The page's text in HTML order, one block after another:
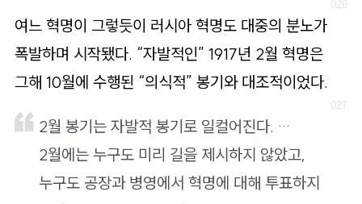
여느 혁명이 그렇듯이 러시아 혁명도 대중의 분노가
폭발하며 시작됐다. “자발적인” 1917년 2월 혁명은
그해 10월에 수행된 “의식적” 봉기와 대조적이었다.
2월 봉기는 자발적 봉기로 일컬어진다. …
2월에는 누구도 미리 길을 제시하지 않았고,
누구도 공장과 병영에서 혁명에 대해 투표하지